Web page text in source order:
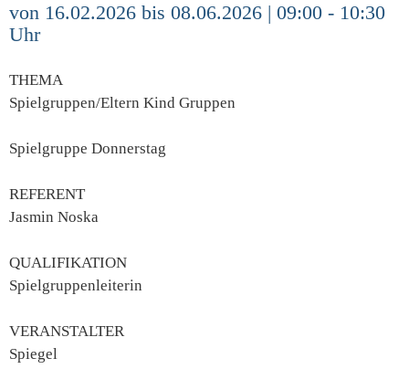
von 16.02.2026 bis 08.06.2026 | 09:00 - 10:30
Uhr
THEMA
Spielgruppen/Eltern Kind Gruppen
Spielgruppe Donnerstag
REFERENT
Jasmin Noska
QUALIFIKATION
Spielgruppenleiterin
VERANSTALTER
Spiegel